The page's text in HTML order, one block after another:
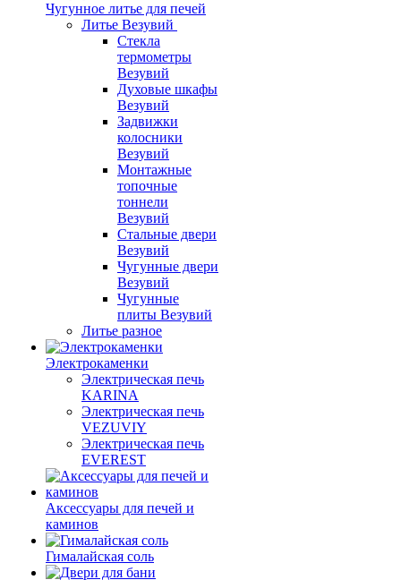
Чугунное литье для печей
Литье Везувий
Стекла
термометры
Везувий
Духовые шкафы
Везувий
Задвижки
колосники
Везувий
Монтажные
топочные
тоннели
Везувий
Стальные двери
Везувий
Чугунные двери
Везувий
Чугунные
плиты Везувий
Литье разное
Электрокаменки
Электрическая печь
KARINA
Электрическая печь
VEZUVIY
Электрическая печь
EVEREST
Аксессуары для печей и
каминов
Гималайская соль